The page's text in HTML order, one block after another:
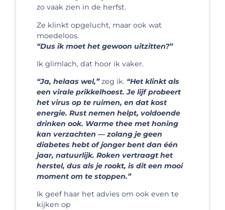
zo vaak zien in de herfst.
Ze klinkt opgelucht, maar ook wat
moedeloos.
“Dus ik moet het gewoon uitzitten?”
Ik glimlach, dat hoor ik vaker.
“Ja, helaas wel,” zeg ik. “Het klinkt als
een virale prikkelhoest. Je lijf probeert
het virus op te ruimen, en dat kost
energie. Rust nemen helpt, voldoende
drinken ook. Warme thee met honing
kan verzachten — zolang je geen
diabetes hebt of jonger bent dan één
jaar, natuurlijk. Roken vertraagt het
herstel, dus als je rookt, is dit een mooi
moment om te stoppen.”
Ik geef haar het advies om ook even te
kijken op